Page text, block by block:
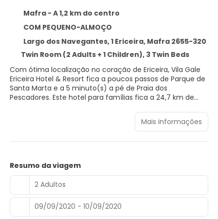
Mafra - A 1,2 km do centro
COM PEQUENO-ALMOÇO
Largo dos Navegantes, 1 Ericeira, Mafra 2655-320
Twin Room (2 Adults + 1 Children), 3 Twin Beds
Com ótima localização no coração de Ericeira, Vila Gale
Ericeira Hotel & Resort fica a poucos passos de Parque de
Santa Marta e a 5 minuto(s) a pé de Praia dos
Pescadores. Este hotel para famílias fica a 24,7 km de
Presenteie-se com uma visita ao spa, que oferece
massagens. Você certamente vai curtir as instalações
externa e uma piscina interna. Este hotel oferece Wi-Fi de
cortesia, serviço de babá (sobretaxa) e assistência com
excursões/ingressos.
Sinta-se em casa em um de nossos 202 quartos com ar-
condicionado, frigobares e TVs LCD. A propriedade
Mais informações
Resumo da viagem
2 Adultos
09/09/2020 - 10/09/2020